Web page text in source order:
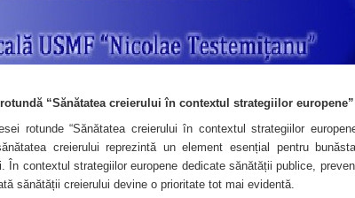
rotundă “Sănătatea creierului în contextul strategiilor europene”
rotunde “Sănătatea creierului în contextul strategiilor
creierului reprezintă un element esențial pentru
În contextul strategiilor europene dedicate sănătății publice,
sănătății creierului devine o prioritate tot mai evidentă.